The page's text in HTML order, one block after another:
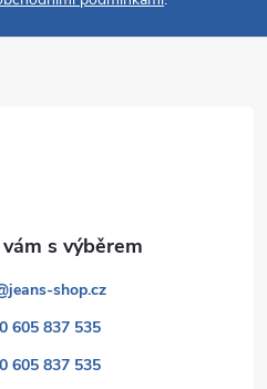
jeans-shop.cz
605 837 535
605 837 535